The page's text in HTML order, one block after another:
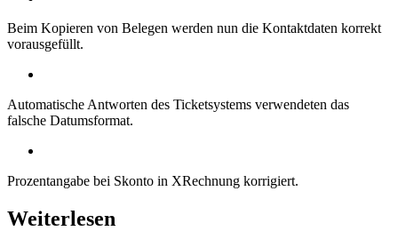
Beim Kopieren von Belegen werden nun die Kontaktdaten korrekt
vorausgefüllt.
Automatische Antworten des Ticketsystems verwendeten das
falsche Datumsformat.
Prozentangabe bei Skonto in XRechnung korrigiert.
Weiterlesen